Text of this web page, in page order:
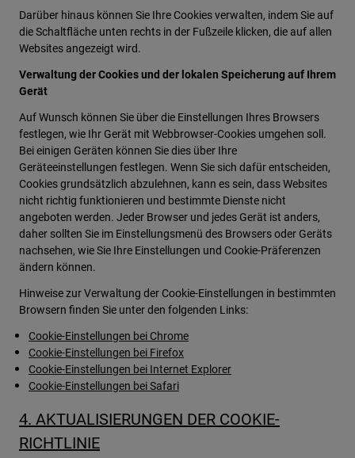
Darüber hinaus können Sie Ihre Cookies verwalten, indem Sie auf
die Schaltfläche unten rechts in der Fußzeile klicken, die auf allen
Websites angezeigt wird.
Verwaltung der Cookies und der lokalen Speicherung auf Ihrem
Gerät
Auf Wunsch können Sie über die Einstellungen Ihres Browsers
festlegen, wie Ihr Gerät mit Webbrowser-Cookies umgehen soll.
Bei einigen Geräten können Sie dies über Ihre
Geräteeinstellungen festlegen. Wenn Sie sich dafür entscheiden,
Cookies grundsätzlich abzulehnen, kann es sein, dass Websites
nicht richtig funktionieren und bestimmte Dienste nicht
angeboten werden. Jeder Browser und jedes Gerät ist anders,
daher sollten Sie im Einstellungsmenü des Browsers oder Geräts
nachsehen, wie Sie Ihre Einstellungen und Cookie-Präferenzen
ändern können.
Hinweise zur Verwaltung der Cookie-Einstellungen in bestimmten
Browsern finden Sie unter den folgenden Links:
Cookie-Einstellungen bei Chrome
Cookie-Einstellungen bei Firefox
Cookie-Einstellungen bei Internet Explorer
Cookie-Einstellungen bei Safari
4. AKTUALISIERUNGEN DER COOKIE-
RICHTLINIE